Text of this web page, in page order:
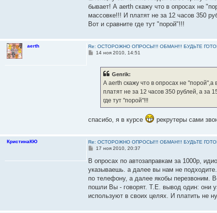
щ
е
и
бывает! А aerth скажу что в опросах не
массовке!!! И платят не за 12 часов 350
Вот и сравните где тут "порой"!!!
aerth
Re: ОСТОРОЖНО ОПРОСЫ!!! ОБМАН!!! БУДЬТЕ
С14 ноя 2010, 14:51
Genrik:
А aerth скажу что в опросах не
платят не за 12 часов 350 рублей, а за
где тут "порой"!!!
спасибо, я в курсе рекрутеры сами
КристинаКЮ
Re: ОСТОРОЖНО ОПРОСЫ!!! ОБМАН!!! БУДЬТЕ
С
о
щ
е
и
е
17 ноя 2010, 20:37
В опросах по автозаправкам за 1000р,
указываешь. а далее вы нам не
по телефону, а далее якобы перезвоним.
пошли Вы - говорят. Т.Е. вывод один: они
используют в своих целях. И платить не